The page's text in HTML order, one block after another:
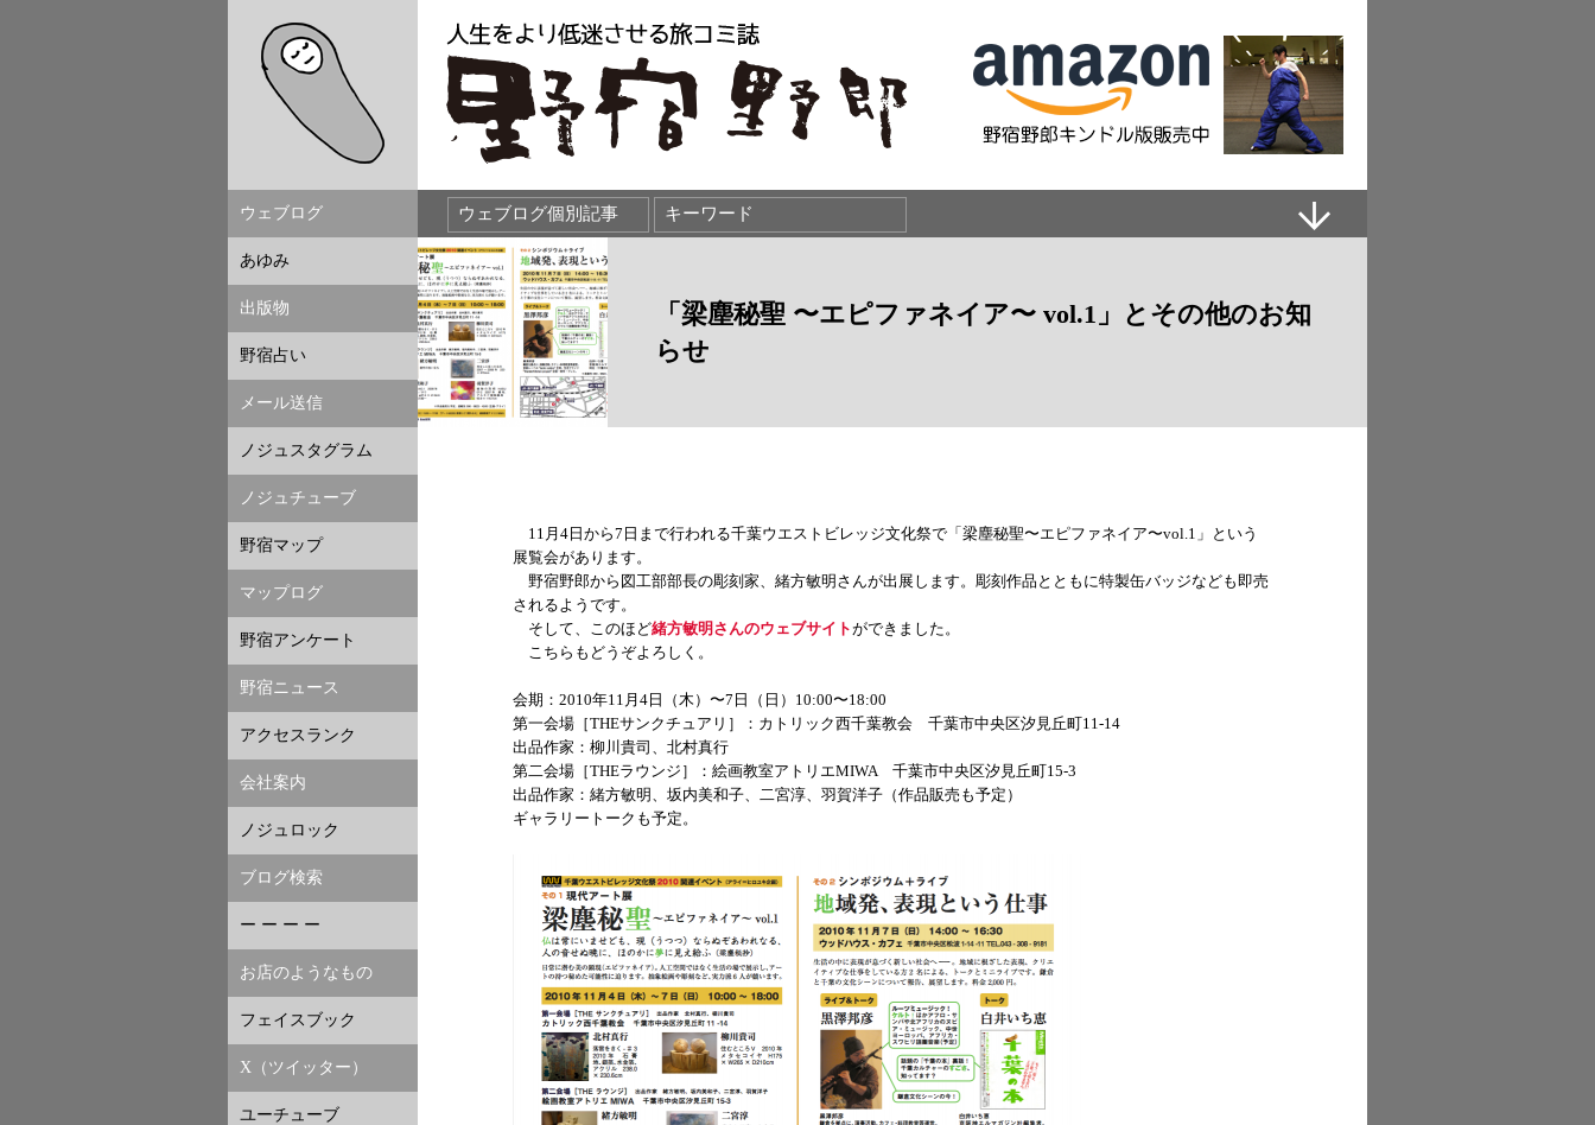
ウェブログ
あゆみ
出版物
野宿占い
メール送信
ノジュスタグラム
ノジュチューブ
野宿マップ
マップログ
野宿アンケート
野宿ニュース
アクセスランク
会社案内
ノジュロック
ブログ検索
ー ー ー ー
お店のようなもの
フェイスブック
X（ツイッター）
ユーチューブ
「梁塵秘聖 〜エピファネイア〜 vol.1」とその他のお知
らせ
11月4日から7日まで行われる千葉ウエストビレッジ文化祭で「梁塵秘聖〜エピファネイア〜vol.1」という
展覧会があります。
野宿野郎から図工部部長の彫刻家、緒方敏明さんが出展します。彫刻作品とともに特製缶バッジなども即売
されるようです。
そして、このほど緒方敏明さんのウェブサイトができました。
こちらもどうぞよろしく。
会期：2010年11月4日（木）〜7日（日）10:00〜18:00
第一会場［THEサンクチュアリ］：カトリック西千葉教会 千葉市中央区汐見丘町11-14
出品作家：柳川貴司、北村真行
第二会場［THEラウンジ］：絵画教室アトリエMIWA 千葉市中央区汐見丘町15-3
出品作家：緒方敏明、坂内美和子、二宮淳、羽賀洋子（作品販売も予定）
ギャラリートークも予定。